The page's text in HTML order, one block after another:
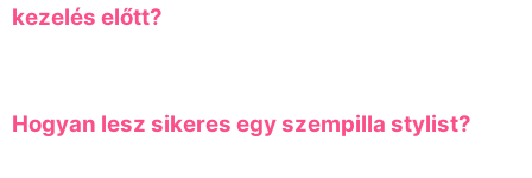
kezelés előtt?
Hogyan lesz sikeres egy szempilla stylist?